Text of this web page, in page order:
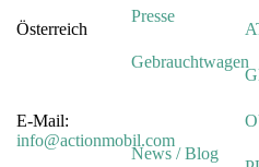
Österreich
E-Mail:
info@actionmobil.com
Presse
Gebrauchtwagen
News / Blog